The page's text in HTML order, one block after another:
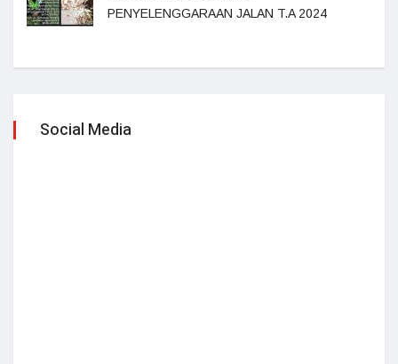
PENYELENGGARAAN JALAN T.A 2024
Social Media